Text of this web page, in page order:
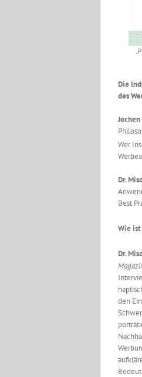
Die
des
Wer
Dr.
Best
Wie ist
Dr.
den